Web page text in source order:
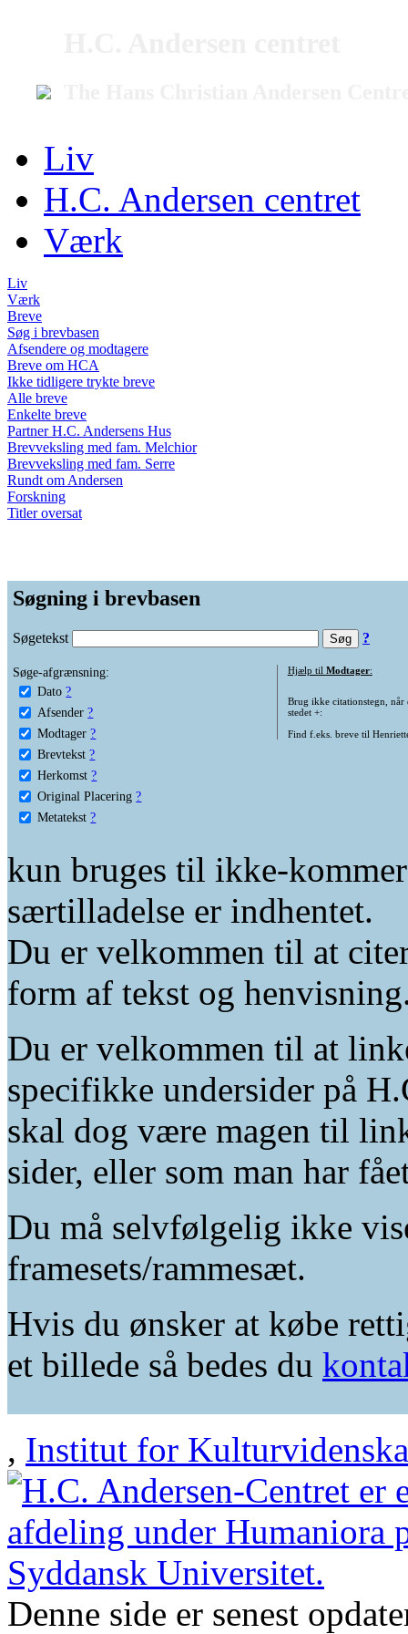
Liv
H.C. Andersen centret
Værk
Liv
Værk
Breve
Søg i brevbasen
Afsendere og modtagere
Breve om HCA
Ikke tidligere trykte breve
Alle breve
Enkelte breve
Partner H.C. Andersens Hus
Brevveksling med fam. Melchior
Brevveksling med fam. Serre
Rundt om Andersen
Forskning
Titler oversat
Søgning i brevbasen
Søgetekst ?
Søge-afgrænsning:
Dato ?
Afsender ?
Modtager ?
Brevtekst ?
Herkomst ?
Original Placering ?
Metatekst ?
Hjælp til Modtager:
Brug ikke citationstegn, når
stedet +:
Find f.eks. breve til
kun bruges til ikke-
særtilladelse er indhentet.
Du er velkommen til at
form af tekst og
Du er velkommen til at
specifikke undersider på
skal dog være magen til
sider, eller som man har
Du må selvfølgelig ikke
framesets/rammesæt.
Hvis du ønsker at købe
et billede så bedes du
, Institut for
Denne side er senest